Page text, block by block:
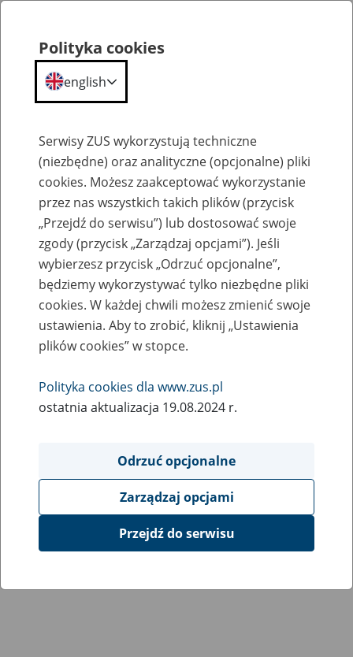
Przepraszamy,
podana strona nie została znaleziona.
Błąd 404
Przejdź do strony głównej
Polityka cookies
english
Serwisy ZUS wykorzystują techniczne
(niezbędne) oraz analityczne (opcjonalne) pliki
cookies. Możesz zaakceptować wykorzystanie
przez nas wszystkich takich plików (przycisk
„Przejdź do serwisu”) lub dostosować swoje
zgody (przycisk „Zarządzaj opcjami”). Jeśli
wybierzesz przycisk „Odrzuć opcjonalne”,
będziemy wykorzystywać tylko niezbędne pliki
cookies. W każdej chwili możesz zmienić swoje
ustawienia. Aby to zrobić, kliknij „Ustawienia
plików cookies” w stopce.
Polityka cookies dla www.zus.pl
ostatnia aktualizacja 19.08.2024 r.
Odrzuć opcjonalne
Zarządzaj opcjami
Przejdź do serwisu